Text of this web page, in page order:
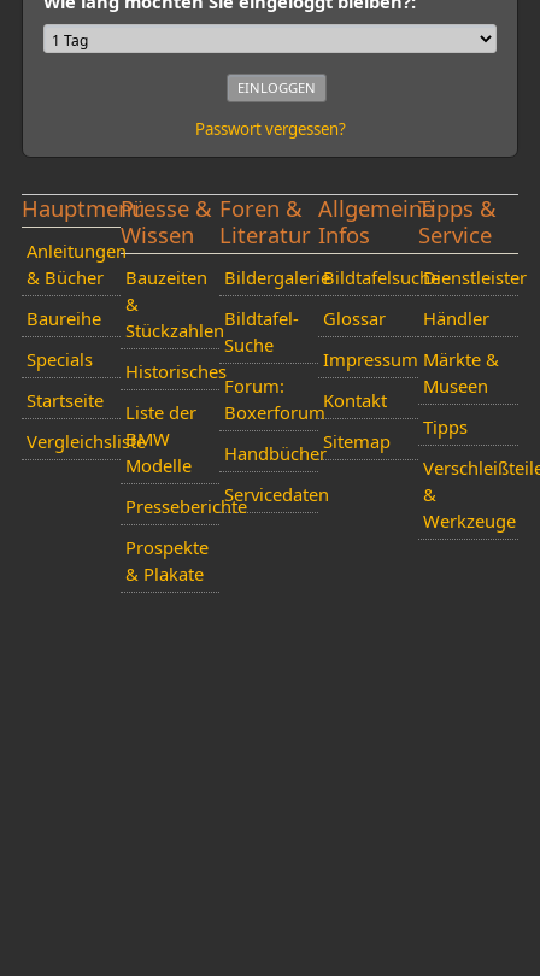
Passwort vergessen?
Hauptmenü
Anleitungen
& Bücher
Baureihe
Specials
Startseite
Vergleichsliste
Presse &
Wissen
Bauzeiten
&
Stückzahlen
Historisches
Liste der
BMW
Modelle
Presseberichte
Prospekte
& Plakate
Foren &
Literatur
Bildergalerie
Bildtafel-
Suche
Forum:
Boxerforum
Handbücher
Servicedaten
Allgemeine
Infos
Bildtafelsuche
Glossar
Impressum
Kontakt
Sitemap
Tipps &
Service
Dienstleister
Händler
Märkte &
Museen
Tipps
&
Werkzeuge